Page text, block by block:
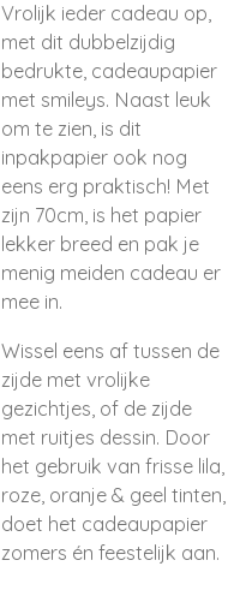
Vrolijk ieder cadeau op,
met dit dubbelzijdig
bedrukte, cadeaupapier
met smileys. Naast leuk
om te zien, is dit
inpakpapier ook nog
eens erg praktisch! Met
zijn 70cm, is het papier
lekker breed en pak je
menig meiden cadeau er
mee in.
Wissel eens af tussen de
zijde met vrolijke
gezichtjes, of de zijde
met ruitjes dessin. Door
het gebruik van frisse lila,
roze, oranje & geel tinten,
doet het cadeaupapier
zomers én feestelijk aan.